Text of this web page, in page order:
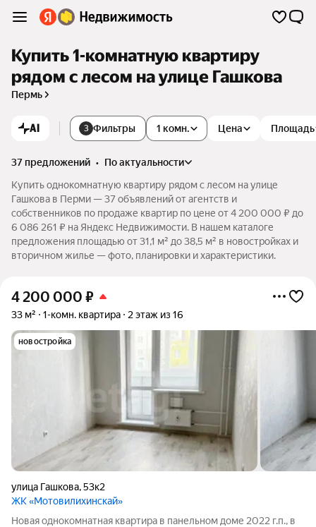
Купить 1-комнатную квартиру
рядом с лесом на улице Гашкова
Пермь
AI 3 Фильтры 1 комн. Цена Площадь
37 предложений •
по актуальности
Купить однокомнатную квартиру рядом с лесом на улице
Гашкова в Перми — 37 объявлений от агентств и
собственников по продаже квартир по цене от 4 200 000 ₽ до
6 086 261 ₽ на Яндекс Недвижимости. В нашем каталоге
предложения площадью от 31,1 м² до 38,5 м² в новостройках и
вторичном жилье — фото, планировки и характеристики.
4 200 000 ₽
33 м² 1-комн. квартира 2 этаж из 16
новостройка
улица Гашкова,53к2
ЖК «Мотовилихинскай»
Новая однокомнатная кваpтирa в панельном доме 2022 г.п., в